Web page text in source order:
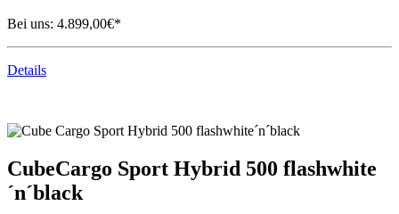
Bei uns: 4.899,00€*
Details
CubeCargo Sport Hybrid 500 flashwhite
´n´black